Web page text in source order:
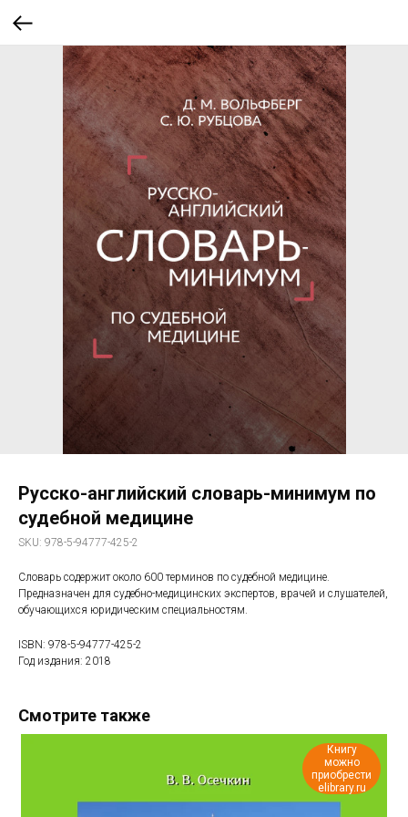
Русско-английский словарь-минимум по
судебной медицине
SKU: 978-5-94777-425-2
Словарь содержит около 600 терминов по судебной медицине.
Предназначен для судебно-медицинских экспертов, врачей и слушателей,
обучающихся юридическим специальностям.
ISBN: 978-5-94777-425-2
Год издания: 2018
Смотрите также
Книгу
можно
приобрести
elibrary.ru